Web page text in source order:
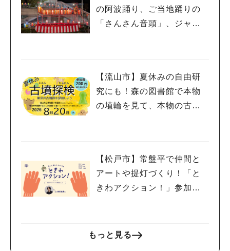
の阿波踊り、ご当地踊りの
「さんさん音頭」、ジャ
【流山市】夏休みの自由研
究にも！森の図書館で本物
の埴輪を見て、本物の古墳
【松戸市】常盤平で仲間と
アートや提灯づくり！「と
きわアクション！」参加者
もっと見る